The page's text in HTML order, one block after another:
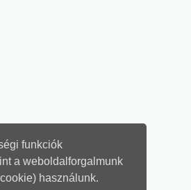
funkciók
a weboldalforgalmunk
használunk.